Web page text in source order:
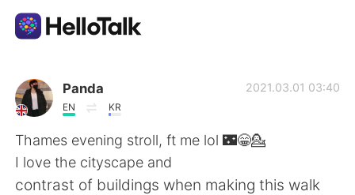
語学交換アプリ
AI Grammar Checker
日本語
Panda
EN KR
2021.03.01 03:40
Thames evening stroll, ft me lol 🌃😁💁
I love the cityscape and
contrast of buildings when making this walk